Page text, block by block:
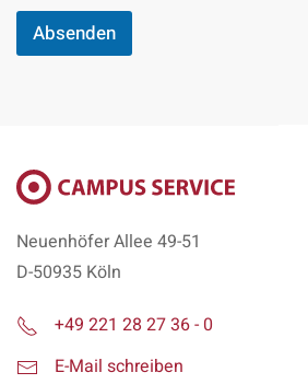
Absenden
Neuenhöfer Allee 49-51
D-50935 Köln
+49 221 28 27 36 - 0
E-Mail schreiben